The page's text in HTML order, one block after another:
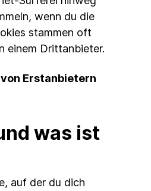
wenn du die
stammen oft
einem Drittanbieter.
Erstanbietern
was ist
auf der du dich